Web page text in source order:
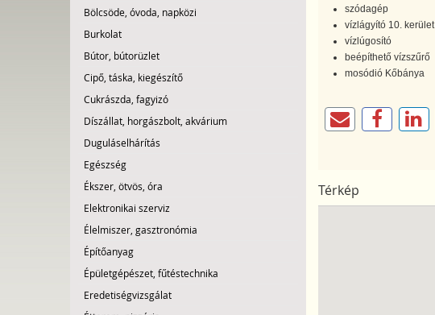
Bölcsöde, óvoda, napközi
Burkolat
Bútor, bútorüzlet
Cipő, táska, kiegészítő
Cukrászda, fagyizó
Díszállat, horgászbolt, akvárium
Duguláselhárítás
Egészség
Ékszer, ötvös, óra
Elektronikai szerviz
Élelmiszer, gasztronómia
Építőanyag
Épületgépészet, fűtéstechnika
Eredetiségvizsgálat
szódagép
vízlágyító 10. kerület
vízlúgosító
beépíthető vízszűrő
mosódió Kőbánya
Térkép